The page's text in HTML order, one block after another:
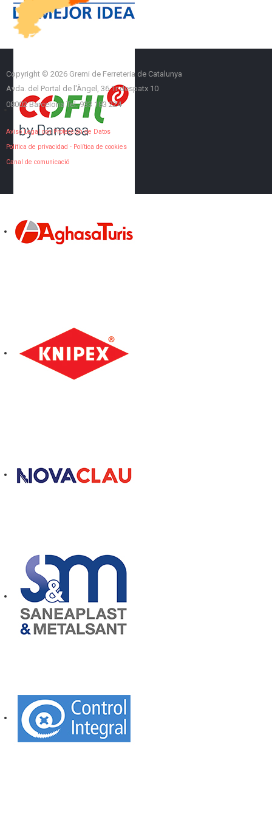
Copyright © 2026 Gremi de Ferreteria de Catalunya
Avda. del Portal de l'Àngel, 36 1r despatx 10
08002 Barcelona Tel. 933 183 224
Aviso Legal con Protección de Datos
Política de privacidad - Política de cookies
Canal de comunicació